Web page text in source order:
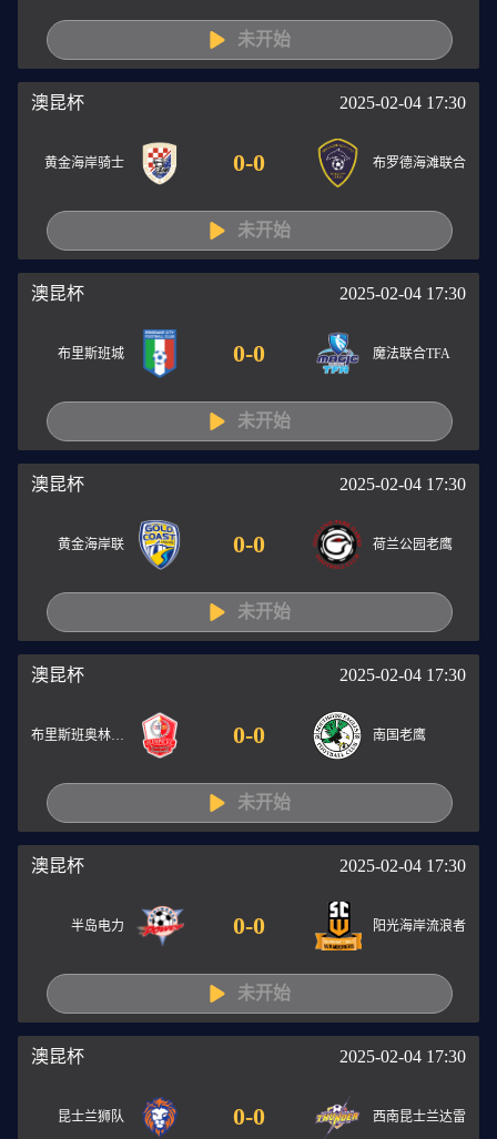
未开始
澳昆杯 2025-02-04 17:30
黄金海岸骑士 0-0 布罗德海滩联合
未开始
澳昆杯 2025-02-04 17:30
布里斯班城 0-0 魔法联合TFA
未开始
澳昆杯 2025-02-04 17:30
黄金海岸联 0-0 荷兰公园老鹰
未开始
澳昆杯 2025-02-04 17:30
0-0 南国老鹰
未开始
澳昆杯 2025-02-04 17:30
半岛电力 0-0 阳光海岸流浪者
未开始
澳昆杯 2025-02-04 17:30
昆士兰狮队 0-0 西南昆士兰达雷